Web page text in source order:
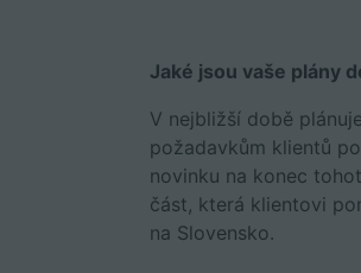
Jaké jsou vaše plány
V nejbližší době
požadavkům klientů
novinku na konec
část, která klientovi
na Slovensko.